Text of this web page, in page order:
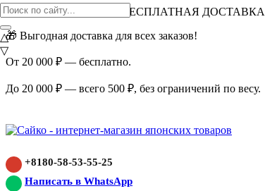
ВНИМАНИЕ АКЦИЯ!
БЕСПЛАТНАЯ ДОСТАВКА
🎁 Выгодная доставка для всех заказов!
От 20 000 ₽ — бесплатно.
До 20 000 ₽ — всего 500 ₽, без ограничений по весу.
+8180-58-53-55-25
Написать в WhatsApp
△
▽